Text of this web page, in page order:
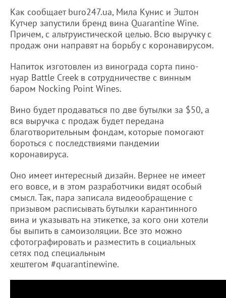
Как сообщает buro247.ua, Мила Кунис и Эштон
Кутчер запустили бренд вина Quarantine Wine.
Причем, с альтруистической целью. Всю выручку с
продаж они направят на борьбу с коронавирусом.
Напиток изготовлен из винограда сорта пино-
нуар Battle Creek в сотрудничестве с винным
баром Nocking Point Wines.
Вино будет продаваться по две бутылки за $50, а
вся выручка с продаж будет передана
благотворительным фондам, которые помогают
бороться с последствиями пандемии
коронавируса.
Оно имеет интересный дизайн. Вернее не имеет
его вовсе, и в этом разработчики видят особый
смысл. Так, пара записала видеообращение с
призывом расписывать бутылки карантинного
вина и указывать на этикетке, за кого они хотели
бы выпить в самоизоляции. Все это можно
сфотографировать и разместить в социальных
сетях под специальным
хештегом #quarantinewine.